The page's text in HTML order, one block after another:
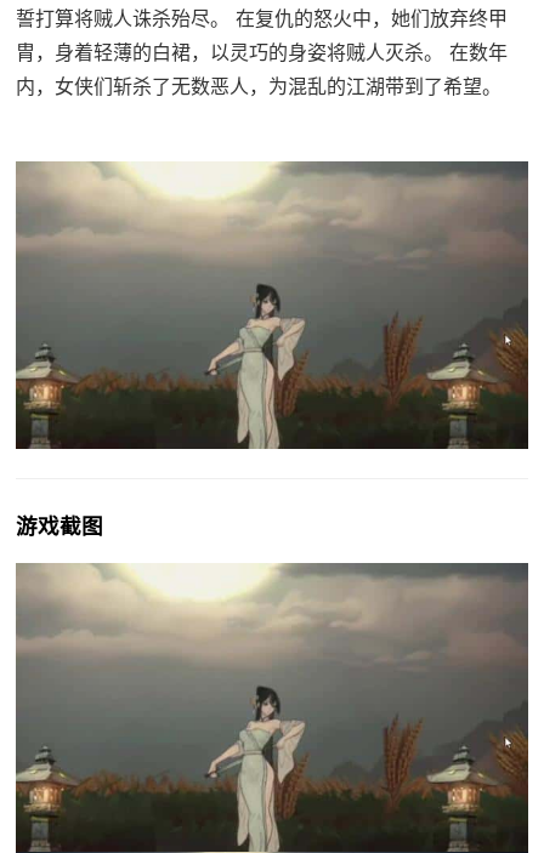
誓打算将贼人诛杀殆尽。 在复仇的怒火中，她们放弃终甲
胄，身着轻薄的白裙，以灵巧的身姿将贼人灭杀。 在数年
内，女侠们斩杀了无数恶人，为混乱的江湖带到了希望。
游戏截图